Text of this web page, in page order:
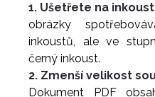
1. Ušetřete na
obrázky
inkoustů, ale ve
černý inkoust.
2. Zmenší velikost
Dokument PDF